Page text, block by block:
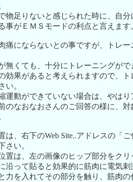
物足りないと感じられた時に、自
事がＥＭＳモードの利点と言えます
痛にならないとの事ですが、トレ
無くても、十分にトレーニングが
効果があると考えられますので、
い。
運動ができていない場合は、やは
のなおなおさんのご回答の様に、
は、右下のWeb Site..アドレスの「
さい。
置は、左の画像のヒップ部分をク
沿って貼ると効果的に筋肉に電気
力を入れてその部分を触り、筋肉